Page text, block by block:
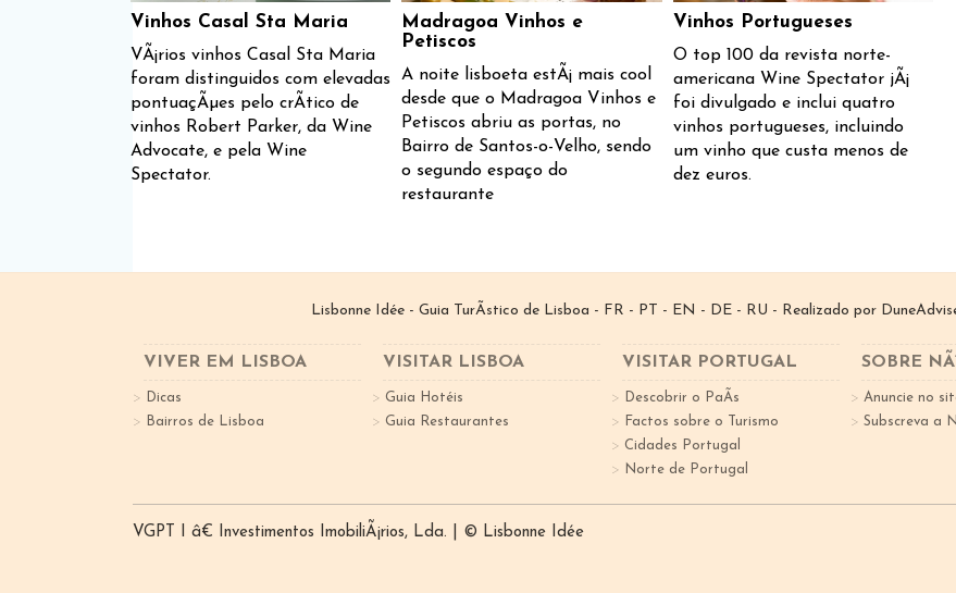
Vinhos Casal Sta Maria
VÃ¡rios vinhos Casal Sta Maria
foram distinguidos com elevadas
pontuaçÃµes pelo crÃ­tico de
vinhos Robert Parker, da Wine
Advocate, e pela Wine
Spectator.
Madragoa Vinhos e
Petiscos
A noite lisboeta estÃ¡ mais cool
desde que o Madragoa Vinhos e
Petiscos abriu as portas, no
Bairro de Santos-o-Velho, sendo
o segundo espaço do
restaurante
Vinhos Portugueses
O top 100 da revista norte-
americana Wine Spectator jÃ¡
foi divulgado e inclui quatro
vinhos portugueses, incluindo
um vinho que custa menos de
dez euros.
Lisbonne Idée - Guia TurÃ­stico de Lisboa - FR - PT - EN - DE - RU - Realizado por
VIVER EM LISBOA
Dicas
Bairros de Lisboa
VISITAR LISBOA
Guia Hotéis
Guia Restaurantes
VISITAR PORTUGAL
Descobrir o PaÃ­s
Factos sobre o Turismo
Cidades Portugal
Norte de Portugal
SOBRE
Anuncie no
Subscreva a
VGPT I â€ Investimentos ImobiliÃ¡rios, Lda. | © Lisbonne Idée